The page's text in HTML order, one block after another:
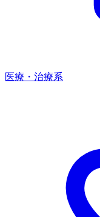
医療・治療系